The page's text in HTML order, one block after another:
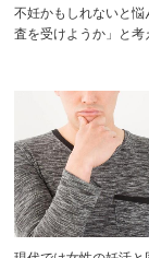
不妊かもしれないと
査を受けようか」と考